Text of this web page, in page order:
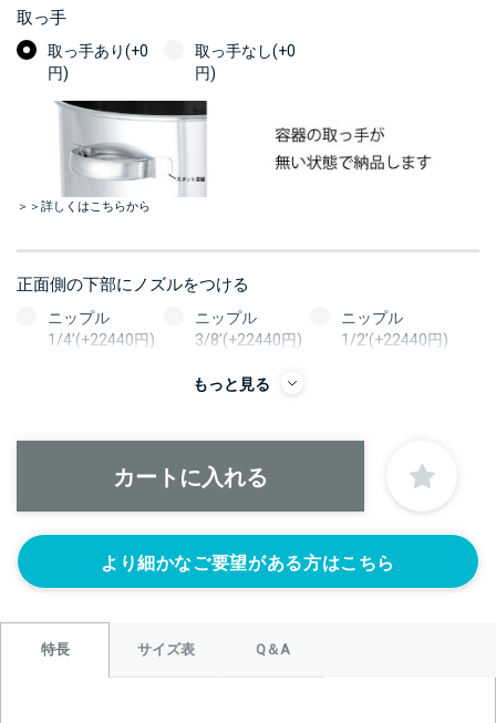
取っ手
取っ手あり(+0
円)
取っ手なし(+0
円)
＞＞詳しくはこちらから
正面側の下部にノズルをつける
ニップル
1/4’(+22440円)
ニップル
3/8’(+22440円)
ニップル
1/2’(+22440円)
ソケット
3/8’(+22440円)
もっと見る
より細かなご要望がある方はこちら
特長 サイズ表 Q＆A